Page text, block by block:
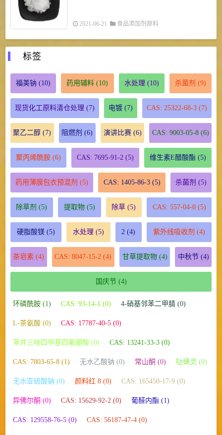
2021-06-21 食品添加剂原料
标签
福美钠 (10) 药用辅料 (10) 水处理 (10) 杀菌剂 (9)
现货化工原料清仓处理 (7) 电镀 (7) CAS: 25322-68-3 (7)
聚乙二醇 (7) 阻燃剂 (6) 演讲比赛(6) CAS: 9003-05-8(6)
聚丙烯酰胺(6) CAS: 7695-91-2 (5) 维生素E醋酸酯 (5)
药用薄膜包衣预混剂 (5) CAS: 1405-86-3(5) 杀菌剂 (5)
除草剂 (5) 提取物(5) 除草 (5) CAS: 557-04-0(5)
硬脂酸镁(5) 水处理 (5) 2 (4) 紫外线吸收剂 (4)
茶皂素 (4) CAS: 8047-15-2 (4) 甘草提取物(4) 中秋节(4)
国庆节(4)
环磷酰胺 (1) CAS: 93-14-1 (0) 4-硝基邻苯二甲腈 (0)
L-茶氨酸 (0) CAS: 17787-40-5 (0)
苯并三唑四甲基四氟硼酸 (0) CAS: 13241-33-3 (0)
CAS: 7803-65-8 (1) 无水乙酸钠 (0) 常山酮 (0) 哒螨灵 (0)
无水亚硫酸钠 (0) 颜料红 8 (0) CAS: 165450-17-9 (0)
异佛尔酮 (0) CAS: 15629-92-2 (0) 葡醛内酯 (1)
CAS: 129558-76-5 (0) CAS: 56187-47-4 (0)